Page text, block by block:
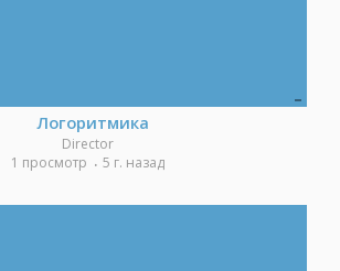
Логоритмика
Director
1 просмотр
5 г. назад